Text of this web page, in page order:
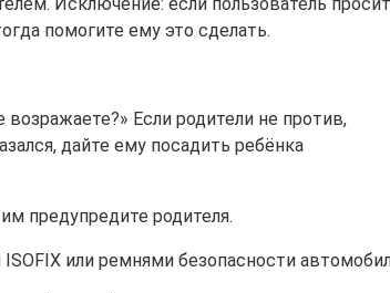
помогите ему это сделать.
Если родители не против,
дайте ему посадить ребёнка
предупредите родителя.
или ремнями безопасности